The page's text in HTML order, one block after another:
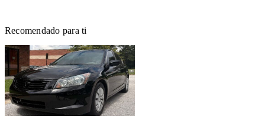
Recomendado para ti